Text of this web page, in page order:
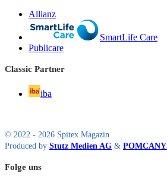
Allianz
SmartLife Care
Publicare
Classic Partner
iba
© 2022 - 2026 Spitex Magazin
Produced by Stutz Medien AG &
Folge uns